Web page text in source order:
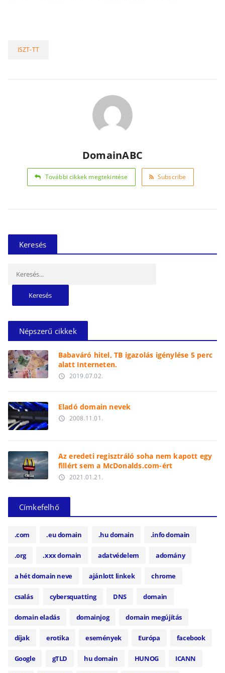
ISZT-TT
DomainABC
További cikkek megtekintése Subscribe
Keresés
Népszerű cikkek
Babaváró hitel, TB igazolás igénylése 5 perc
alatt Interneten.
access_time 2019.07.02.
Eladó domain nevek
access_time 2008.11.01.
Az eredeti regisztráló soha nem kapott egy
fillért sem a McDonalds.com-ért
access_time 2021.01.21.
Címkefelhő
.com .eu domain .hu domain .info domain
.org .xxx domain adatvédelem adomány
a hét domain neve ajánlott linkek chrome
csalás cybersquatting DNS domain
domain eladás domainjog domain megújítás
díjak erotika események Európa facebook
Google gTLD hu domain HUNOG ICANN